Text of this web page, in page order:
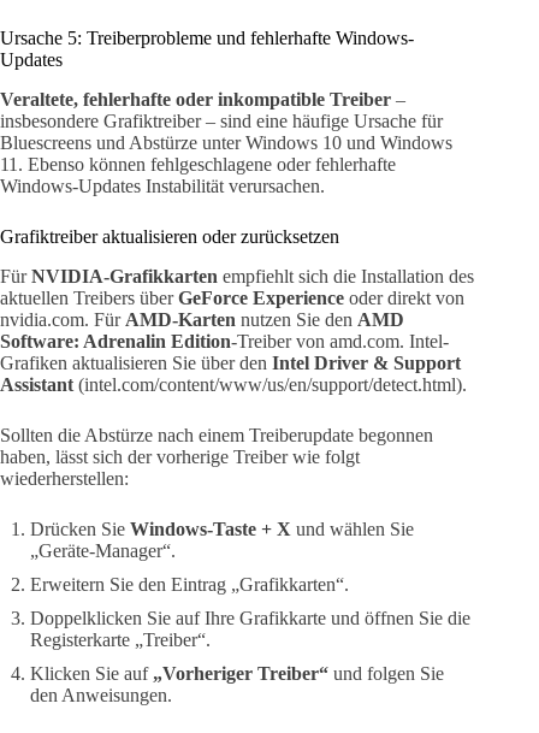
Ursache 5: Treiberprobleme und fehlerhafte Windows-
Updates
Veraltete, fehlerhafte oder inkompatible Treiber –
insbesondere Grafiktreiber – sind eine häufige Ursache für
Bluescreens und Abstürze unter Windows 10 und Windows
11. Ebenso können fehlgeschlagene oder fehlerhafte
Windows-Updates Instabilität verursachen.
Grafiktreiber aktualisieren oder zurücksetzen
FürNVIDIA-Grafikkarten empfiehlt sich die Installation des
aktuellen Treibers überGeForce Experience oder direkt von
nvidia.com. Für AMD-Karten nutzen Sie den AMD
Software: Adrenalin Edition-Treiber von amd.com. Intel-
Grafiken aktualisieren Sie über den Intel Driver & Support
Assistant (intel.com/content/www/us/en/support/detect.html).
Sollten die Abstürze nach einem Treiberupdate begonnen
haben, lässt sich der vorherige Treiber wie folgt
wiederherstellen:
Drücken Sie Windows-Taste + X und wählen Sie
„Geräte-Manager“.
Erweitern Sie den Eintrag „Grafikkarten“.
Doppelklicken Sie auf Ihre Grafikkarte und öffnen Sie die
Registerkarte „Treiber“.
Klicken Sie auf „Vorheriger Treiber“ und folgen Sie
den Anweisungen.